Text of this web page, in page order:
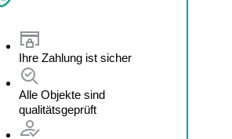
Ihre Zahlung ist sicher
Alle Objekte sind
qualitätsgeprüft